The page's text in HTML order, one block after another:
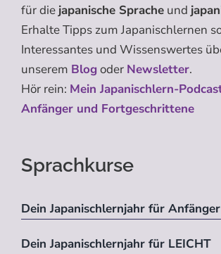
für die japanische Sprache und
Erhalte Tipps zum Japanischlernen
Interessantes und Wissenswertes
unserem Blogoder Newsletter.
Hör rein: Mein Japanischlern-
Anfänger und Fortgeschrittene
Sprachkurse
Dein Japanischlernjahr für Anfänger
Dein Japanischlernjahr für LEICHT